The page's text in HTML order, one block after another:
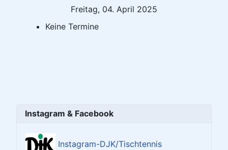
Freitag, 04. April 2025
Keine Termine
Instagram & Facebook
Instagram-DJK/Tischtennis